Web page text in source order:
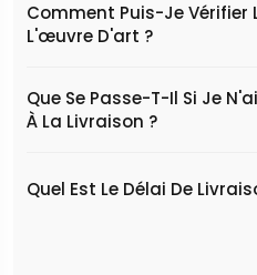
Comment Puis-Je Vérifier
L'œuvre D'art ?
Que Se Passe-T-Il Si Je
À La Livraison ?
Quel Est Le Délai De